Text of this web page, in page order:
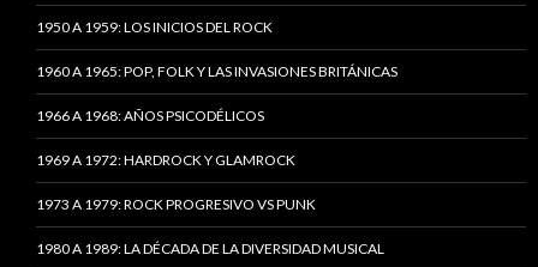
1950 A 1959: LOS INICIOS DEL ROCK
1960 A 1965: POP, FOLK Y LAS INVASIONES BRITÁNICAS
1966 A 1968: AÑOS PSICODÉLICOS
1969 A 1972: HARDROCK Y GLAMROCK
1973 A 1979: ROCK PROGRESIVO VS PUNK
1980 A 1989: LA DÉCADA DE LA DIVERSIDAD MUSICAL